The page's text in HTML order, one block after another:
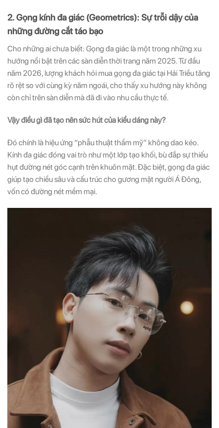
2. Gọng kính đa giác (Geometrics): Sự trỗi dậy của
những đường cắt táo bạo
Cho những ai chưa biết: Gọng đa giác là một trong những xu
hướng nổi bật trên các sàn diễn thời trang năm 2025. Từ đầu
năm 2026, lượng khách hỏi mua gọng đa giác tại Hải Triều tăng
rõ rệt so với cùng kỳ năm ngoái, cho thấy xu hướng này không
còn chỉ trên sàn diễn mà đã đi vào nhu cầu thực tế.
Vậy điều gì đã tạo nên sức hút của kiểu dáng này?
Đó chính là hiệu ứng “phẫu thuật thẩm mỹ” không dao kéo.
Kính đa giác đóng vai trò như một lớp tạo khối, bù đắp sự thiếu
hụt đường nét góc cạnh trên khuôn mặt. Đặc biệt, gọng đa giác
giúp tạo chiều sâu và cấu trúc cho gương mặt người Á Đông,
vốn có đường nét mềm mại.